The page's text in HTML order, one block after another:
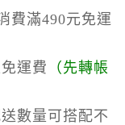
費滿490元免運
運費 （先轉帳
數量可搭配不